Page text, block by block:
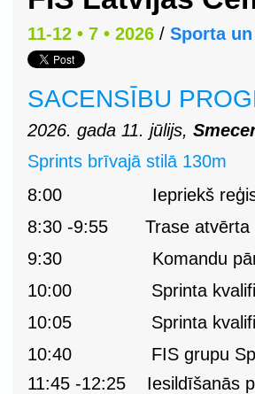
11-12 • 7 • 2026 / Sporta
SACENSĪBU
2026. gada 11. jūlijs,
Sprints brīvajā stilā 130m
8:00
Iepriekš
8:30 -9:55
Trase
9:30
Komandu
10:00
Sprinta
10:05
Sprinta
10:40
FIS grupu
11:45 -12:25
Iesildīšanās